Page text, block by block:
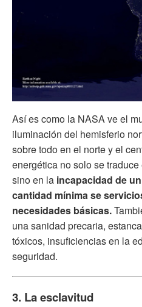
Así es como la NASA ve el
iluminación del hemisferio
sobre todo en el norte y el
energética no solo se
sino en la incapacidad de
cantidad mínima se
necesidades básicas.
una sanidad precaria,
tóxicos, insuficiencias en la
seguridad.
3. La esclavitud